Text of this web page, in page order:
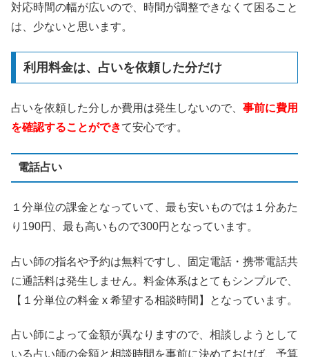
対応時間の幅が広いので、時間が調整できなくて困ること
は、少ないと思います。
利用料金は、占いを依頼した分だけ
占いを依頼した分しか費用は発生しないので、 事前に費用
を確認することができて安心です。
電話占い
１分単位の課金となっていて、最も安いものでは１分あた
り190円、最も高いもので300円となっています。
占い師の指名や予約は無料ですし、固定電話・携帯電話共
に通話料は発生しません。料金体系はとてもシンプルで、
【１分単位の料金 x 希望する相談時間】となっています。
占い師によって金額が異なりますので、相談しようとして
いる占い師の金額と相談時間を事前に決めておけば、予算